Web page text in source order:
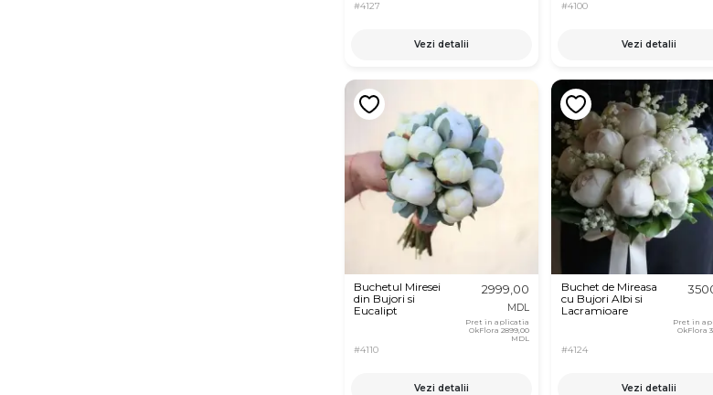
#4127
Vezi detalii
#4100
Vezi detalii
Buchetul Miresei
din Bujori si
Eucalipt
#4110
2999,00
MDL
Pret in aplicatia
OkFlora 2899,00
MDL
Vezi detalii
Buchet de Mireasa
cu Bujori Albi si
Lacramioare
#4124
Pret in
OkFlora
Vezi detalii